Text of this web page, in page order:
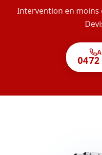
Intervention en moins